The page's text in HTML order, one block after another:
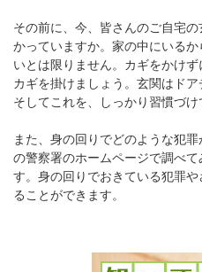
その前に、今、皆さんのご自宅
かっていますか。家の中にいる
いとは限りません。カギをかけ
カギを掛けましょう。玄関はドア
そしてこれを、しっかり習慣づけ
また、身の回りでどのような犯
の警察署のホームページで調べ
す。身の回りでおきている犯罪
ることができます。